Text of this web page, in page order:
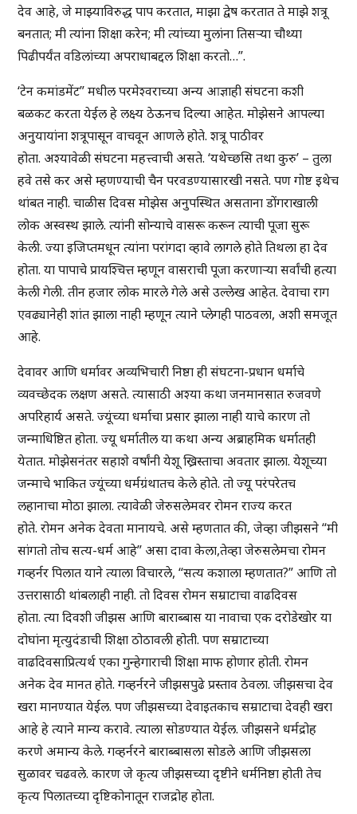
देव आहे, जे माझ्याविरुद्ध पाप करतात, माझा द्वेष करतात ते माझे शत्रू
बनतात; मी त्यांना शिक्षा करेन; मी त्यांच्या मुलांना तिसऱ्या चौथ्या
पिढीपर्यंत वडिलांच्या अपराधाबद्दल शिक्षा करतो…”.
‘टेन कमांडमेंट” मधील परमेश्वराच्या अन्य आज्ञाही संघटना कशी
बळकट करता येईल हे लक्ष्य ठेऊनच दिल्या आहेत. मोझेसने आपल्या
अनुयायांना शत्रूपासून वाचवून आणले होते. शत्रू पाठीवर
होता. अश्यावेळी संघटना महत्त्वाची असते. ‘यथेच्छसि तथा कुरु’ – तुला
हवे तसे कर असे म्हणण्याची चैन परवडण्यासारखी नसते. पण गोष्ट इथेच
थांबत नाही. चाळीस दिवस मोझेस अनुपस्थित असताना डोंगराखाली
लोक अस्वस्थ झाले. त्यांनी सोन्याचे वासरू करून त्याची पूजा सुरू
केली. ज्या इजिप्तमधून त्यांना परांगदा व्हावे लागले होते तिथला हा देव
होता. या पापाचे प्रायश्चित्त म्हणून वासराची पूजा करणाऱ्या सर्वांची हत्या
केली गेली. तीन हजार लोक मारले गेले असे उल्लेख आहेत. देवाचा राग
एवढ्यानेही शांत झाला नाही म्हणून त्याने प्लेगही पाठवला, अशी समजूत
आहे.
देवावर आणि धर्मावर अव्यभिचारी निष्ठा ही संघटना-प्रधान धर्माचे
व्यवच्छेदक लक्षण असते. त्यासाठी अश्या कथा जनमानसात रुजवणे
अपरिहार्य असते. ज्यूंच्या धर्माचा प्रसार झाला नाही याचे कारण तो
जन्माधिष्ठित होता. ज्यू धर्मातील या कथा अन्य अब्राहमिक धर्मातही
येतात. मोझेसनंतर सहाशे वर्षांनी येशू ख्रिस्ताचा अवतार झाला. येशूच्या
जन्माचे भाकित ज्यूंच्या धर्मग्रंथातच केले होते. तो ज्यू परंपरेतच
लहानाचा मोठा झाला. त्यावेळी जेरुसलेमवर रोमन राज्य करत
होते. रोमन अनेक देवता मानायचे. असे म्हणतात की, जेव्हा जीझसने “मी
सांगतो तोच सत्य-धर्म आहे” असा दावा केला,तेव्हा जेरुसलेमचा रोमन
गव्हर्नर पिलात याने त्याला विचारले, “सत्य कशाला म्हणतात?” आणि तो
उत्तरासाठी थांबलाही नाही. तो दिवस रोमन सम्राटाचा वाढदिवस
होता. त्या दिवशी जीझस आणि बाराब्बास या नावाचा एक दरोडेखोर या
दोघांना मृत्युदंडाची शिक्षा ठोठावली होती. पण सम्राटाच्या
वाढदिवसाप्रित्यर्थ एका गुन्हेगाराची शिक्षा माफ होणार होती. रोमन
अनेक देव मानत होते. गव्हर्नरने जीझसपुढे प्रस्ताव ठेवला. जीझसचा देव
खरा मानण्यात येईल. पण जीझसच्या देवाइतकाच सम्राटाचा देवही खरा
आहे हे त्याने मान्य करावे. त्याला सोडण्यात येईल. जीझसने धर्मद्रोह
करणे अमान्य केले. गव्हर्नरने बाराब्बासला सोडले आणि जीझसला
सुळावर चढवले. कारण जे कृत्य जीझसच्या दृष्टीने धर्मनिष्ठा होती तेच
कृत्य पिलातच्या दृष्टिकोनातून राजद्रोह होता.